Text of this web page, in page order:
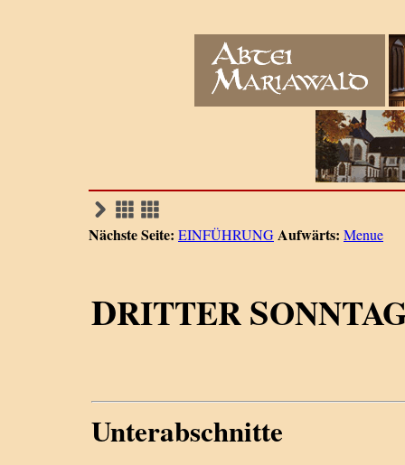
Nächste Seite: EINFÜHRUNGAufwärts: Menue
DRITTERS
Unterabschnitte